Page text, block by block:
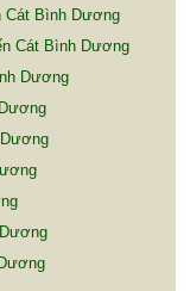
Cát Bình Dương
Cát Bình Dương
Dương